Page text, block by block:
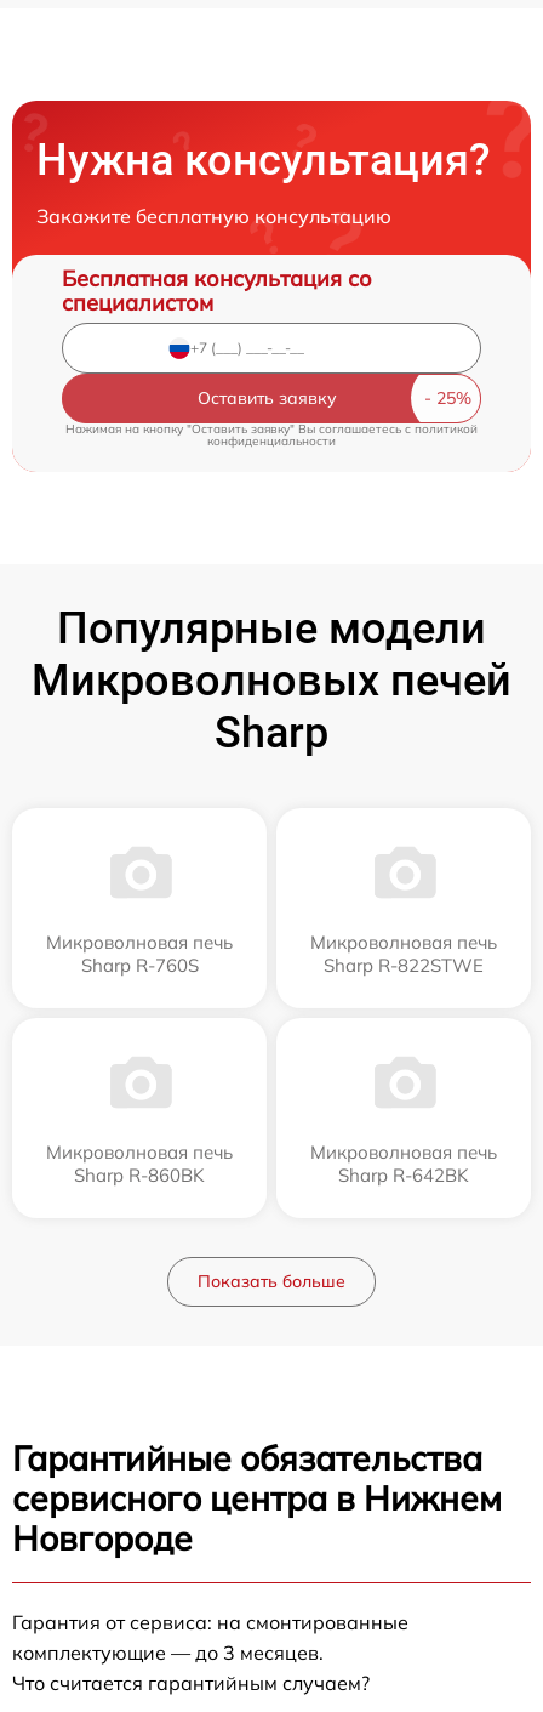
Нужна консультация?
Закажите бесплатную консультацию
Бесплатная консультация со
специалистом
Оставить заявку
Нажимая на кнопку "Оставить заявку" Вы соглашаетесь cполитикой
конфиденциальности
Популярные модели
Микроволновых печей
Sharp
Микроволновая печь
Sharp R-760S
Микроволновая печь
Sharp R-822STWE
Микроволновая печь
Sharp R-860BK
Микроволновая печь
Sharp R-642BK
Показать больше
Гарантийные обязательства
сервисного центра в Нижнем
Новгороде
Гарантия от сервиса: на смонтированные
комплектующие — до 3 месяцев.
Что считается гарантийным случаем?